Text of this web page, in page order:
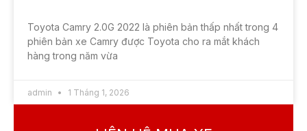
Toyota Camry 2.0G 2022 là phiên bản thấp nhất trong 4
phiên bản xe Camry được Toyota cho ra mắt khách
hàng trong năm vừa
admin 1 Tháng 1, 2026